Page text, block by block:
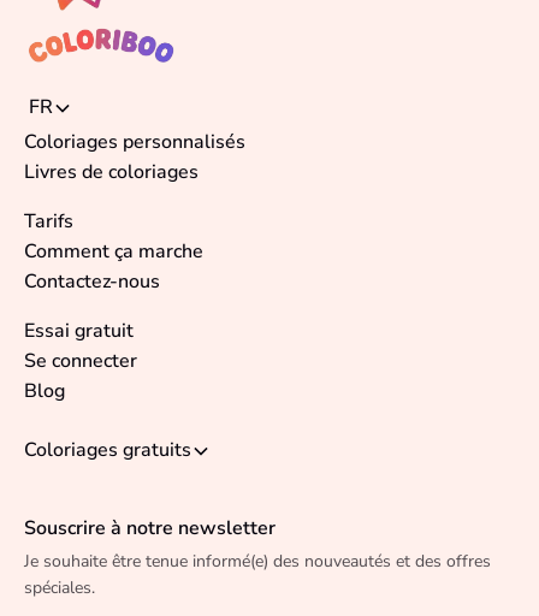
FR
Coloriages personnalisés
Livres de coloriages
Tarifs
Comment ça marche
Contactez-nous
Essai gratuit
Se connecter
Blog
Souscrire à notre newsletter
Je souhaite être tenue informé(e) des nouveautés et des offres
spéciales.
Coloriages gratuits